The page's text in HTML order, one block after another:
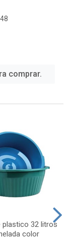
comprar.
plastico 32 litros
color